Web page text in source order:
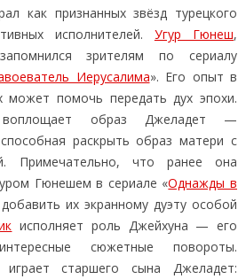
как признанных звёзд турецкого
исполнителей. Угур Гюнеш,
зрителям по сериалу
Иерусалима». Его опыт в
может помочь передать дух эпохи.
образ Джеладет —
раскрыть образ матери с
Примечательно, что ранее она
Гюнешем в сериале «Однажды в
их экранному дуэту особой
исполняет роль Джейхуна — его
сюжетные повороты.
играет старшего сына Джеладет: